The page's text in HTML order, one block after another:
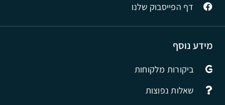
מידע נוסף
ביקורות מלקוחות
שאלות נפוצות
דף הפייסבוק שלנו